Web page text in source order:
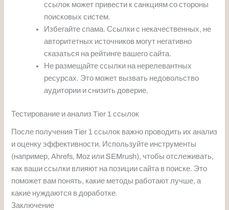
ссылок может привести к санкциям со стороны
поисковых систем.
Избегайте спама. Ссылки с некачественных, не
авторитетных источников могут негативно
сказаться на рейтинге вашего сайта.
Не размещайте ссылки на нерелевантных
ресурсах. Это может вызвать недовольство
аудитории и снизить доверие.
Тестирование и анализ Tier 1 ссылок
После получения Tier 1 ссылок важно проводить их анализ
и оценку эффективности. Используйте инструменты
(например, Ahrefs, Moz или SEMrush), чтобы отслеживать,
как ваши ссылки влияют на позиции сайта в поиске. Это
поможет вам понять, какие методы работают лучше, а
какие нуждаются в доработке.
Заключение